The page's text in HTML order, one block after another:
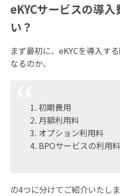
eKYCサービスの導
い？
まず最初に、eKYCを導入す
なるのか、
初期費用
月額利用料
オプション利用料
BPOサービスの利用料
の4つに分けてご紹介いたしま